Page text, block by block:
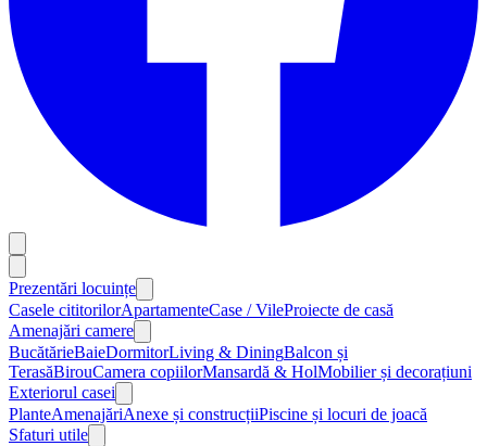
Prezentări locuințe
Casele cititorilorApartamenteCase / VileProiecte de casă
Amenajări camere
BucătărieBaieDormitorLiving & DiningBalcon și
TerasăBirouCamera copiilorMansardă & HolMobilier și decorațiuni
Exteriorul casei
PlanteAmenajăriAnexe și construcțiiPiscine și locuri de joacă
Sfaturi utile